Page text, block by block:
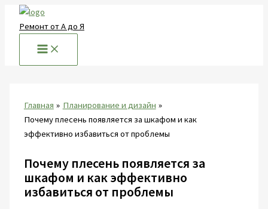
Перейти
Ремонт от А до Я
Главная
Планирование и дизайн
Почему плесень появляется за шкафом и как
эффективно избавиться от проблемы
Почему плесень появляется за
шкафом и как эффективно
избавиться от проблемы